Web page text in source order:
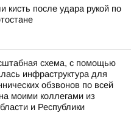
кисть после удара рукой по
схема, с помощью
инфраструктура для
обзвонов по всей
моими коллегами из
и Республики